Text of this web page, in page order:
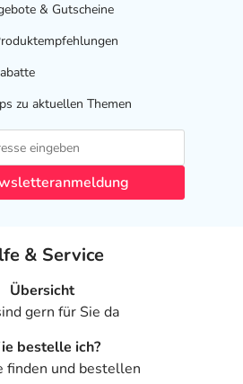
& Gutscheine
zu aktuellen Themen
& Service
Übersicht
gern für Sie da
bestelle ich?
finden und bestellen